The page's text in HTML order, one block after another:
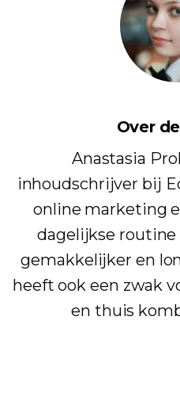
Over
Anastasia
inhoudschrijver bij
online marketing
dagelijkse
gemakkelijker en
heeft ook een zwak
en thuis